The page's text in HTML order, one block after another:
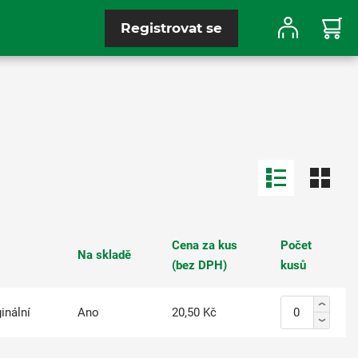
Registrovat se
Na skladě
Cena za kus
(bez DPH)
Počet
kusů
Ano 20,50 Kč